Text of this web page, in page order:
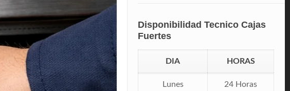
Disponibilidad Tecnico Cajas
Fuertes
DIA HORAS
Lunes 24 Horas